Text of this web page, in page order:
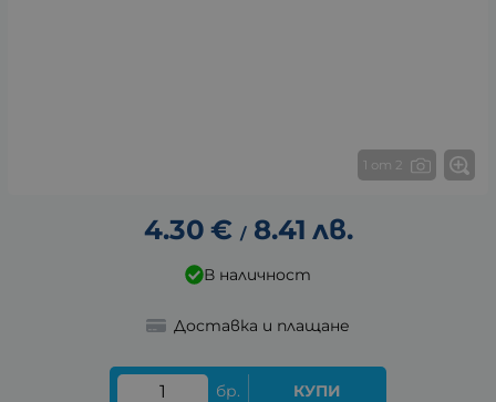
1 от 2
4.30 € / 8.41 лв.
В наличност
Доставка и плащане
бр. КУПИ